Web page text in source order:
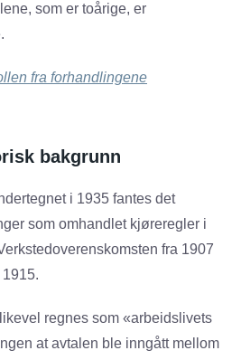
som er toårige, er
fra forhandlingene
bakgrunn
i 1935 fantes det
som omhandlet kjøreregler i
fra 1907
regnes som «arbeidslivets
at avtalen ble inngått mellom